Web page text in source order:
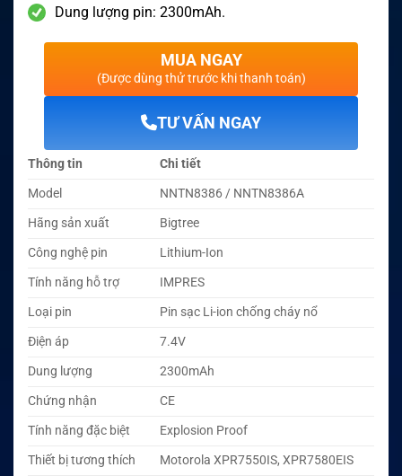
Dung lượng pin: 2300mAh.
MUA NGAY
(Được dùng thử trước khi thanh toán)
TƯ VẤN NGAY
Thông tin
Chi tiết
Model
NNTN8386 / NNTN8386A
Hãng sản xuất
Bigtree
Công nghệ pin
Lithium-Ion
Tính năng hỗ trợ
IMPRES
Loại pin
Pin sạc Li-ion chống cháy nổ
Điện áp
7.4V
Dung lượng
2300mAh
Chứng nhận
CE
Tính năng đặc biệt
Explosion Proof
Thiết bị tương thích
Motorola XPR7550IS, XPR7580EIS